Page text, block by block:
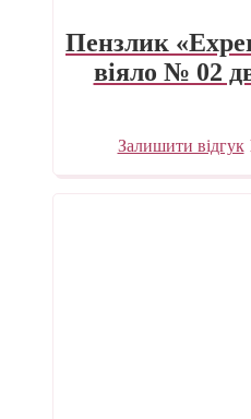
Пензлик
віяло № 02
Залишити відгук